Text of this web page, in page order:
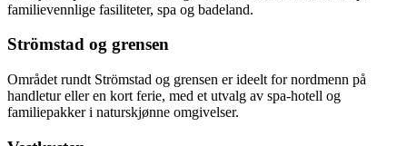
familievennlige fasiliteter, spa og badeland.
Strömstad og grensen
Området rundt Strömstad og grensen er ideelt for nordmenn på
handletur eller en kort ferie, med et utvalg av spa-hotell og
familiepakker i naturskjønne omgivelser.